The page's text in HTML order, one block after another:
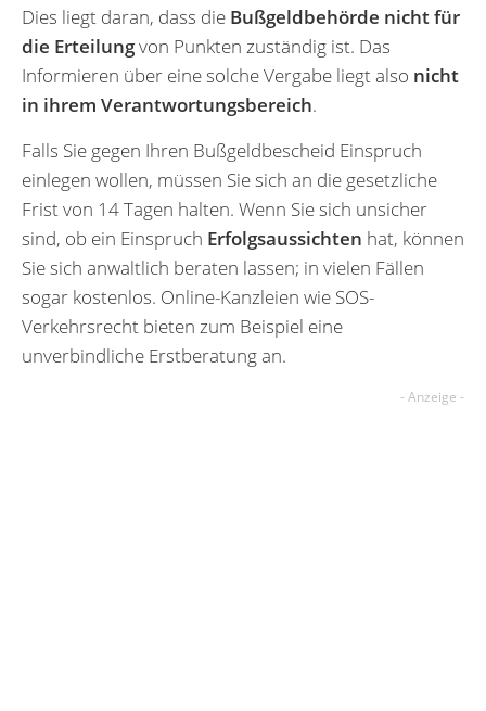
Dies liegt daran, dass die Bußgeldbehörde nicht für
die Erteilungvon Punkten zuständig ist. Das
Informieren über eine solche Vergabe liegt also nicht
in ihrem Verantwortungsbereich.
Falls Sie gegen Ihren Bußgeldbescheid Einspruch
einlegen wollen, müssen Sie sich an die gesetzliche
Frist von 14 Tagen halten. Wenn Sie sich unsicher
sind, ob ein Einspruch Erfolgsaussichten hat, können
Sie sich anwaltlich beraten lassen; in vielen Fällen
sogar kostenlos. Online-Kanzleien wie SOS-
Verkehrsrecht bieten zum Beispiel eine
unverbindliche Erstberatung an.